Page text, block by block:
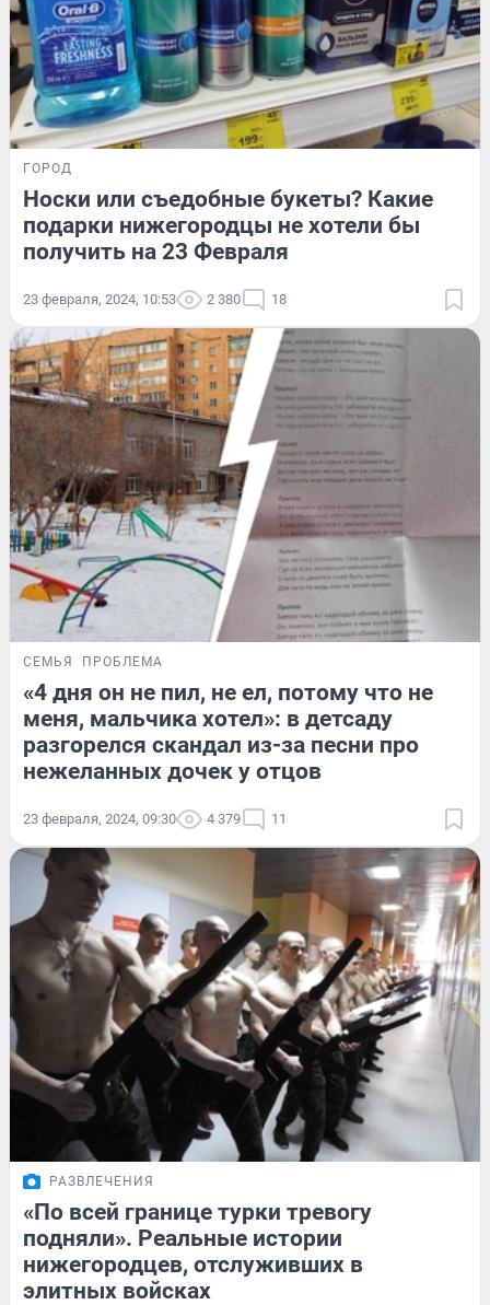
ГОРОД
Носки или съедобные букеты? Какие
подарки нижегородцы не хотели бы
получить на 23 Февраля
23 февраля, 2024, 10:53 2 380 18
СЕМЬЯ ПРОБЛЕМА
«4 дня он не пил, не ел, потому что не
меня, мальчика хотел»: в детсаду
разгорелся скандал из-за песни про
нежеланных дочек у отцов
23 февраля, 2024, 09:30 4 379 11
РАЗВЛЕЧЕНИЯ
«По всей границе турки тревогу
подняли». Реальные истории
нижегородцев, отслуживших в
элитных войсках